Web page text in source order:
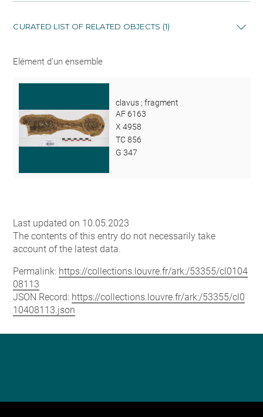
CURATED LIST OF RELATED OBJECTS (1)
Elément d'un ensemble
clavus ; fragment
AF 6163
X 4958
TC 856
G 347
Last updated on 10.05.2023
The contents of this entry do not necessarily take
account of the latest data.
Permalink: https://collections.louvre.fr/ark:/53355/cl0104
08113
JSON Record: https://collections.louvre.fr/ark:/53355/cl0
10408113.json